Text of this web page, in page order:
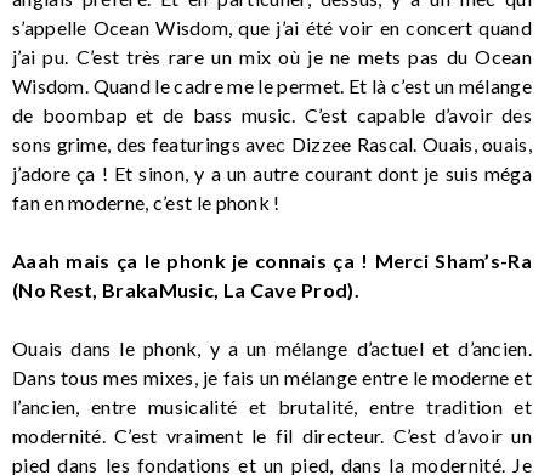
s’appelle Ocean Wisdom, que j’ai été voir en concert quand
j’ai pu. C’est très rare un mix où je ne mets pas du Ocean
Wisdom. Quand le cadre me le permet. Et là c’est un mélange
de boombap et de bass music. C’est capable d’avoir des
sons grime, des featurings avec Dizzee Rascal. Ouais, ouais,
j’adore ça ! Et sinon, y a un autre courant dont je suis méga
fan en moderne, c’est le phonk !
Aaah mais ça le phonk je connais ça ! Merci Sham’s-Ra
(No Rest, BrakaMusic, La Cave Prod).
Ouais dans le phonk, y a un mélange d’actuel et d’ancien.
Dans tous mes mixes, je fais un mélange entre le moderne et
l’ancien, entre musicalité et brutalité, entre tradition et
modernité. C’est vraiment le fil directeur. C’est d’avoir un
pied dans les fondations et un pied, dans la modernité. Je